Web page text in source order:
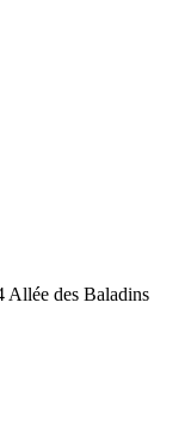
Allée des Baladins